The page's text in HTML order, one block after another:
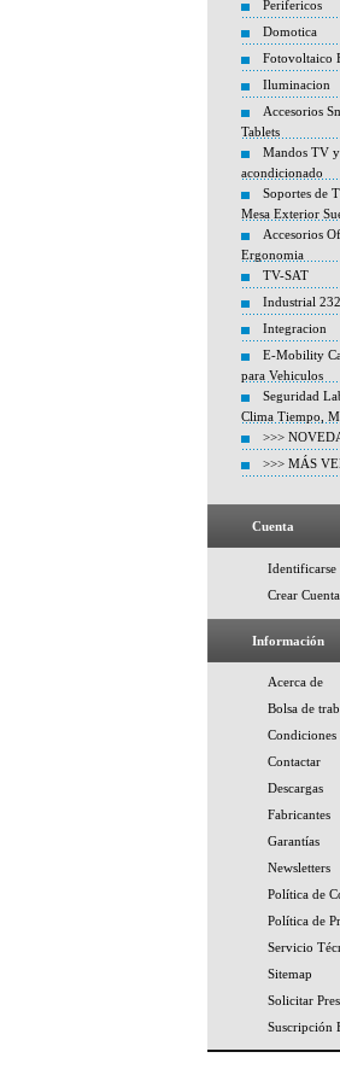
Perifericos
Domotica
Fotovoltaico
Iluminacion
Accesorios
Tablets
Mandos TV
acondicionado
Soportes de
Mesa Exterior
Accesorios
Ergonomia
TV-SAT
Industrial
Integracion
E-Mobility
para Vehiculos
Seguridad
Clima Tiempo,
>>>
>>> MÁS
Cuenta
Identificarse
Crear Cuenta
Información
Acerca de
Bolsa de
Condiciones
Contactar
Descargas
Fabricantes
Garantías
Newsletters
Política de
Política de
Servicio
Sitemap
Solicitar
Suscripción